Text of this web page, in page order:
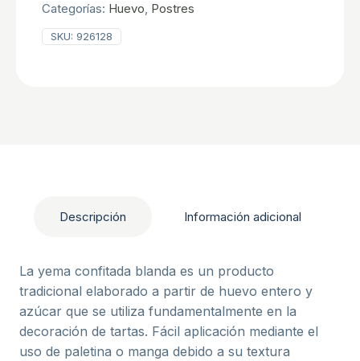
Categorías: Huevo, Postres
SKU: 926128
Descripción Información adicional
La yema confitada blanda es un producto
tradicional elaborado a partir de huevo entero y
azúcar que se utiliza fundamentalmente en la
decoración de tartas. Fácil aplicación mediante el
uso de paletina o manga debido a su textura